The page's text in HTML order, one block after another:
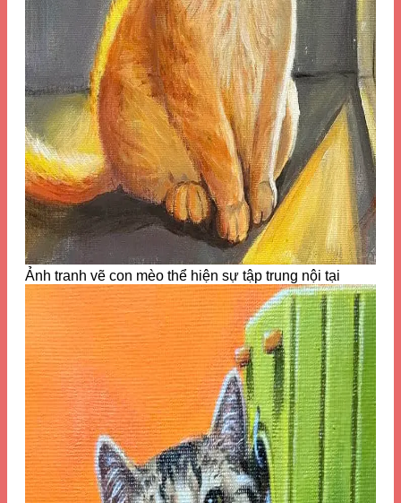
Ảnh tranh vẽ con mèo thể hiện sự tập trung nội tại